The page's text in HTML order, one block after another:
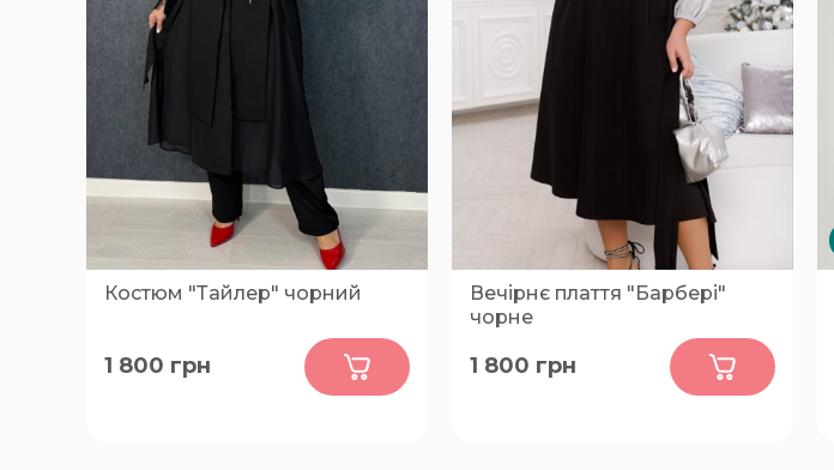
Костюм "Тайлер" чорний
48-50, 52-54, 56-58, 60-62
1 800 грн
Вечірнє плаття "Барбері"
чорне
46-48, 50-52, 54-56, 58-60, 62-64,
1 800 грн